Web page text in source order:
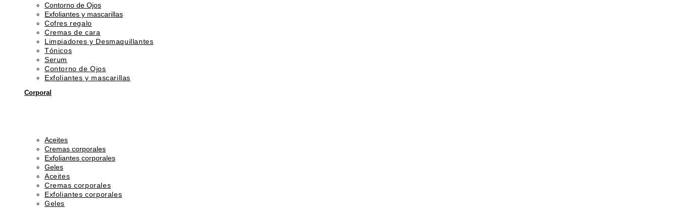
Contorno de Ojos
Exfoliantes y mascarillas
Cofres regalo
Cremas de cara
Limpiadores y Desmaquillantes
Tónicos
Serum
Contorno de Ojos
Exfoliantes y mascarillas
Corporal
Aceites
Cremas corporales
Exfoliantes corporales
Geles
Aceites
Cremas corporales
Exfoliantes corporales
Geles